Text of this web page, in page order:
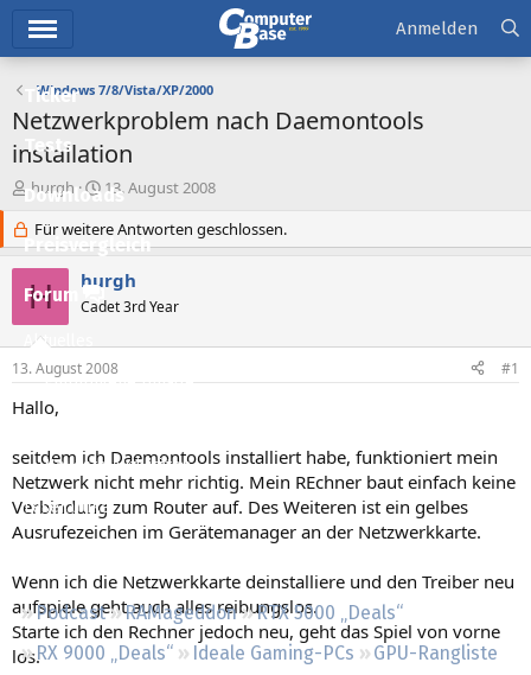
Ticker
Tests
Downloads
Preisvergleich
Forum
Aktuelles
Empfohlene Inhalte
Neueste Aktivitäten
Leserartikel
Podcast RAMageddon
RTX 5000 „Deals“
RX 9000 „Deals“
Ideale Gaming-PCs
GPU-Rangliste
Anmelden
Windows 7/8/Vista/XP/2000
Netzwerkproblem nach Daemontools
installation
E
r
s
t
e
l
l
hurgh
E
r
s
t
l
l
m
13. August 2008
Für weitere Antworten geschlossen.
H hurgh
Cadet 3rd Year
13. August 2008 #1
Hallo,
seitdem ich Daemontools installiert habe, funktioniert mein
Netzwerk nicht mehr richtig. Mein REchner baut einfach keine
Verbindung zum Router auf. Des Weiteren ist ein gelbes
Ausrufezeichen im Gerätemanager an der Netzwerkkarte.
Wenn ich die Netzwerkkarte deinstalliere und den Treiber neu
aufspiele geht auch alles reibungslos.
Starte ich den Rechner jedoch neu, geht das Spiel von vorne
los.